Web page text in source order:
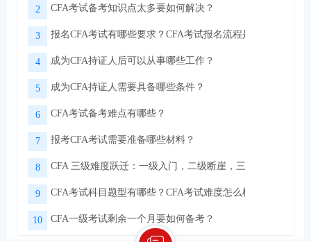
2 CFA考试备考知识点太多要如何解决？
3 报名CFA考试有哪些要求？CFA考试报名流程是怎样的？
4 成为CFA持证人后可以从事哪些工作？
5 成为CFA持证人需要具备哪些条件？
6 CFA考试备考难点有哪些？
7 报考CFA考试需要准备哪些材料？
8 CFA 三级难度跃迁：一级入门，二级断崖，三级实战
9 CFA考试科目题型有哪些？CFA考试难度怎么样？
10 CFA一级考试剩余一个月要如何备考？